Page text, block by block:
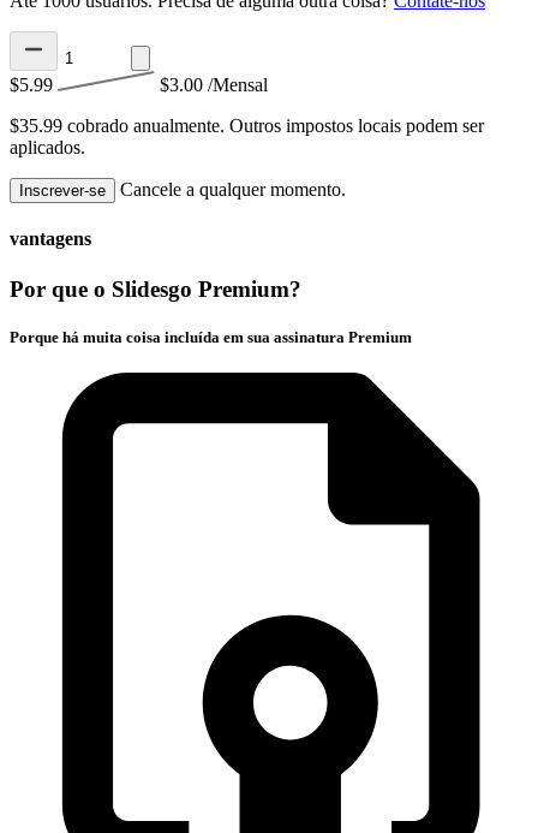
$5.99 $3.00 /Mensal
$35.99 cobrado anualmente. Outros impostos locais podem ser
aplicados.
Inscrever-se Cancele a qualquer momento.
vantagens
Por que o Slidesgo Premium?
Porque há muita coisa incluída em sua assinatura Premium